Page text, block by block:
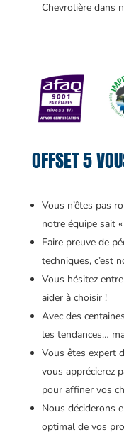
Chevrolière dans
OFFSET 5
Vous n’êtes pas
notre équipe sait
Faire preuve de
techniques, c’est
Vous hésitez
aider à choisir !
Avec des
les tendances…
Vous êtes expert
vous apprécierez
pour affiner vos
Nous déciderons
optimal de vos